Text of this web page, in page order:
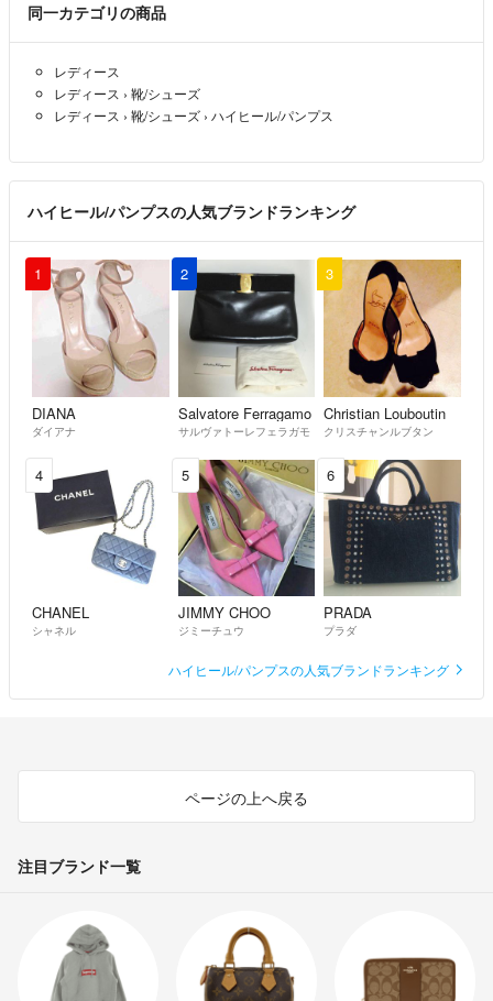
同一カテゴリの商品
レディース
レディース › 靴/シューズ
レディース › 靴/シューズ › ハイヒール/パンプス
ハイヒール/パンプスの人気ブランドランキング
1
DIANA
ダイアナ
2
Salvatore Ferragamo
サルヴァトーレフェラガモ
3
Christian Louboutin
クリスチャンルブタン
4
CHANEL
シャネル
5
JIMMY CHOO
ジミーチュウ
6
PRADA
プラダ
ハイヒール/パンプスの人気ブランドランキング
ページの上へ戻る
注目ブランド一覧